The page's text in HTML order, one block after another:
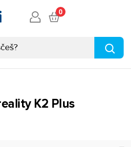
0
K2 Plus